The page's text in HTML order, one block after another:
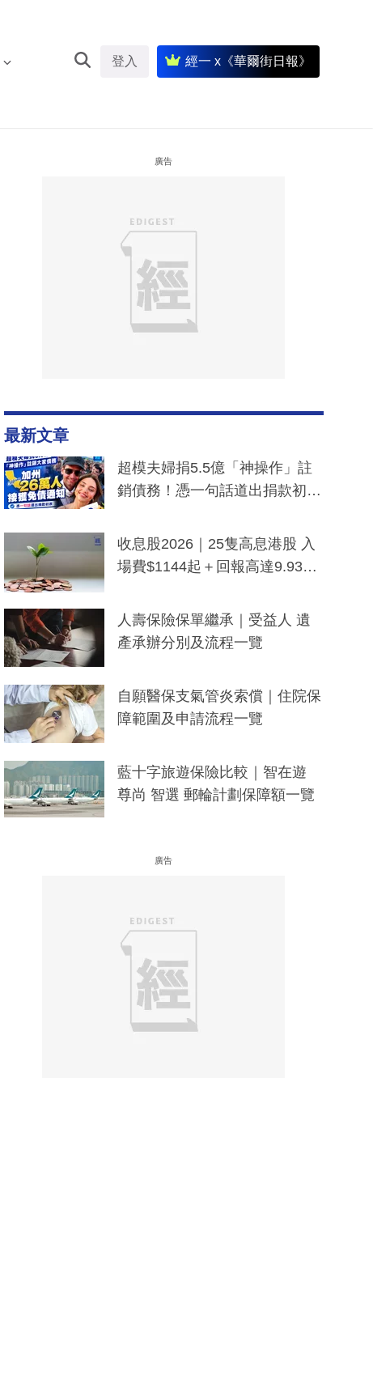
登入 經一 x《華爾街日報》
廣告
最新文章
超模夫婦捐5.5億「神操作」註
銷債務！憑一句話道出捐款初
一度被誤當詐騙手段
收息股2026｜25隻高息港股 入
場費$1144起＋回報高達9.93
人壽保險保單繼承｜受益人 遺
產承辦分別及流程一覽
自願醫保支氣管炎索償｜住院保
障範圍及申請流程一覽
藍十字旅遊保險比較｜智在遊
尊尚 智選 郵輪計劃保障額一覽
廣告